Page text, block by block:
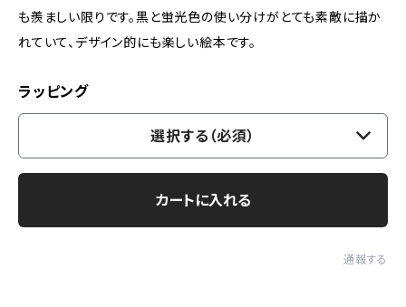
も羨ましい限りです。黒と蛍光色の使い分けがとても素敵に描か
れていて、デザイン的にも楽しい絵本です。
ラッピング
選択する（必須）
カートに入れる
通報する